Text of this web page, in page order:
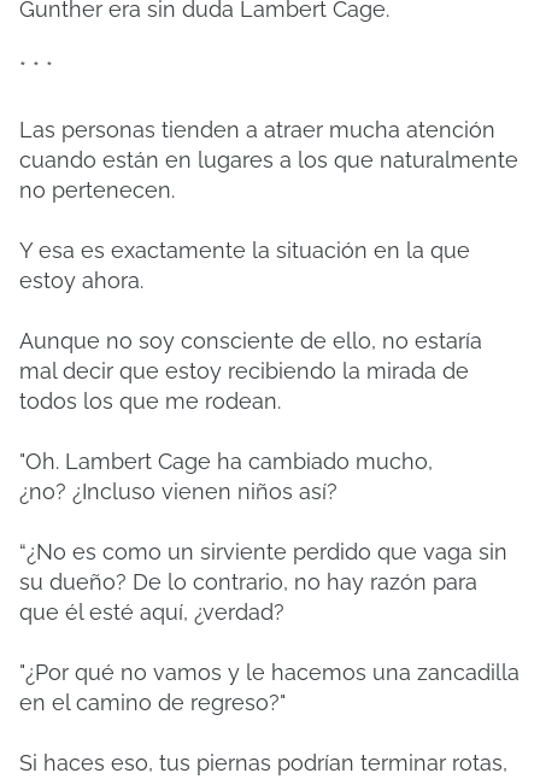
Gunther era sin duda Lambert Cage.
* * *
Las personas tienden a atraer mucha atención
cuando están en lugares a los que naturalmente
no pertenecen.
Y esa es exactamente la situación en la que
estoy ahora.
Aunque no soy consciente de ello, no estaría
mal decir que estoy recibiendo la mirada de
todos los que me rodean.
"Oh. Lambert Cage ha cambiado mucho,
¿no? ¿Incluso vienen niños así?
“¿No es como un sirviente perdido que vaga sin
su dueño? De lo contrario, no hay razón para
que él esté aquí, ¿verdad?
"¿Por qué no vamos y le hacemos una zancadilla
en el camino de regreso?"
Si haces eso, tus piernas podrían terminar rotas,